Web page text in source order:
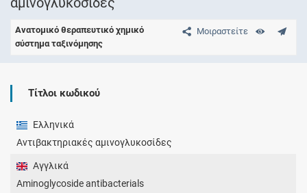
Μοιραστείτε
Ανατομικό θεραπευτικό χημικό
σύστημα ταξινόμησης
Τίτλοι κωδικού
Ελληνικά
Αντιβακτηριακές αμινογλυκοσίδες
Αγγλικά
Aminoglycoside antibacterials